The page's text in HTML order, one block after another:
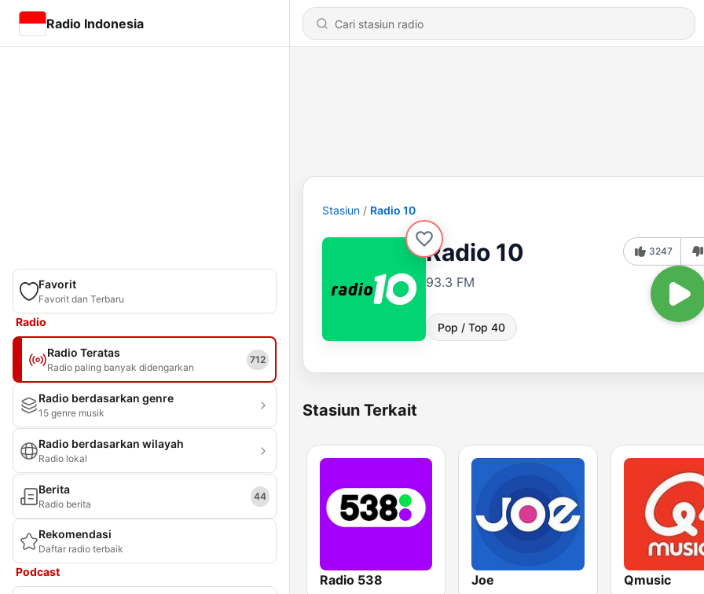
Radio Indonesia
Favorit
Favorit dan Terbaru
Radio
Radio Teratas
Radio paling banyak didengarkan
712
Radio berdasarkan genre
15 genre musik
Radio berdasarkan wilayah
Radio lokal
Berita
Radio berita
44
Rekomendasi
Daftar radio terbaik
Podcast
Stasiun Radio 10
Radio 10
93.3 FM
Pop / Top 40
3247
Stasiun Terkait
Radio 538 Joe Qmusic